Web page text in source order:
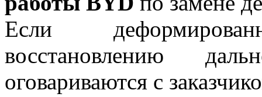
Если
восстановлению
оговариваются с